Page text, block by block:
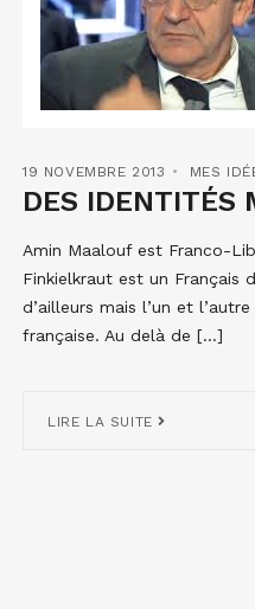
19 NOVEMBRE 2013 MES
DES IDENTITÉS
Amin Maalouf est Franco-
Finkielkraut est un Français
d’ailleurs mais l’un et
française. Au delà de […]
LIRE LA SUITE